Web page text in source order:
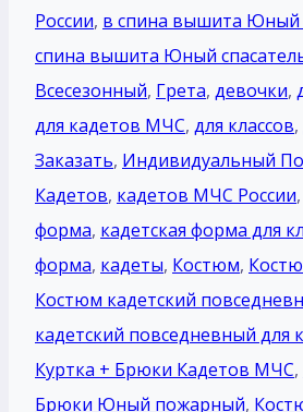
России, в спина вышита
спина вышита Юный
Всесезонный, Грета, девочки,
для кадетов МЧС, для классов,
Заказать, Индивидуальный
Кадетов, кадетов МЧС России,
форма, кадетская форма для
форма, кадеты, Костюм,
Костюм кадетский
кадетский повседневный для
Куртка + Брюки Кадетов МЧС,
Брюки Юный пожарный,